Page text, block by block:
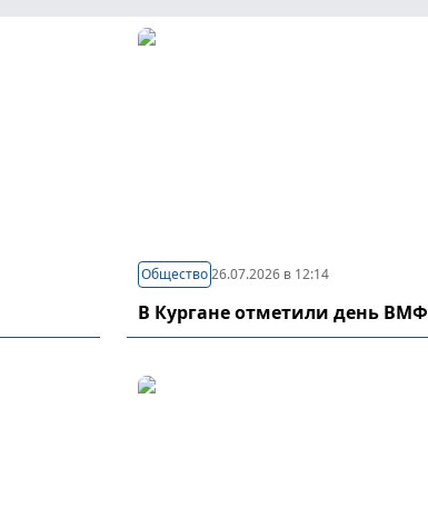
Общество 26.07.2026 в 12:14
В Кургане отметили день ВМФ